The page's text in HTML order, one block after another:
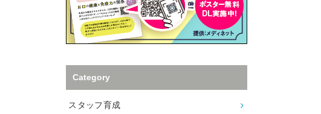
Category
スタッフ育成